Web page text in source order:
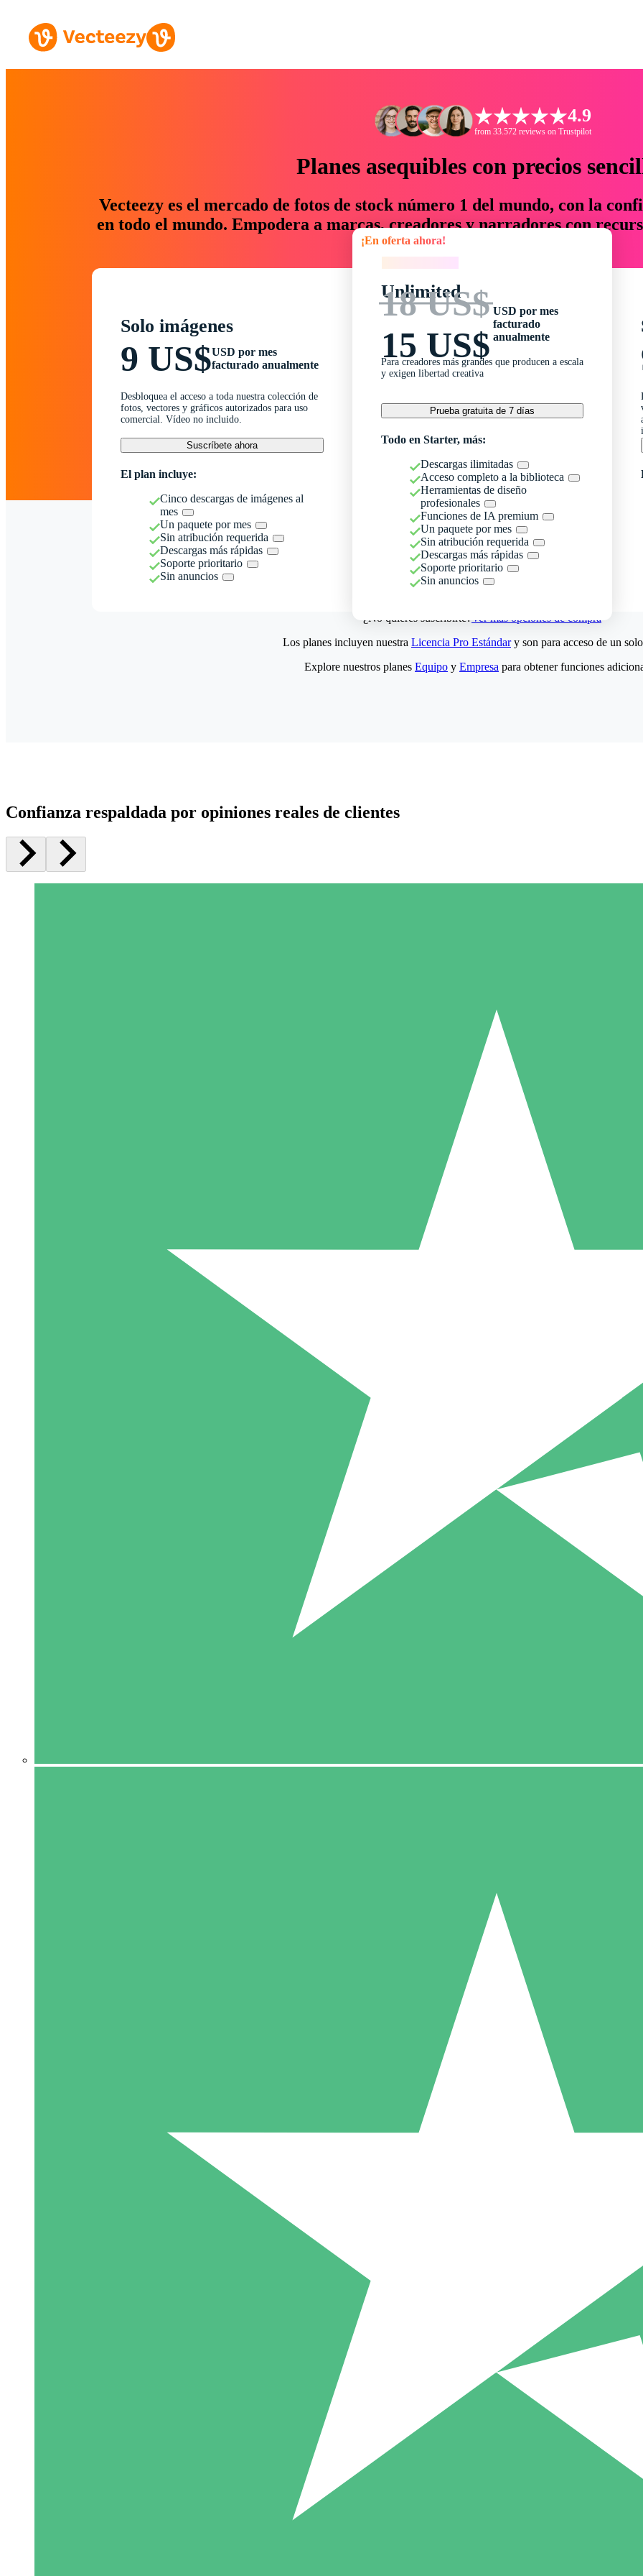
4.9
from 33.572 reviews on Trustpilot
Planes asequibles con precios
Vecteezy es el mercado de fotos de stock número 1 del mundo, con la
en todo el mundo. Empodera a marcas, creadores y narradores con
un 76 % en tiempo y presupuesto.
Solo imágenes
9 US$USD por mes
facturado anualmente
Desbloquea el acceso a toda nuestra colección de
fotos, vectores y gráficos autorizados para uso
comercial. Vídeo no incluido.
Suscríbete ahora
El plan incluye:
Cinco descargas de imágenes al
mes
Un paquete por mes
Sin atribución requerida
Descargas más rápidas
Soporte prioritario
Sin anuncios
¡En oferta ahora!
Unlimited
18 US$
15 US$
USD por mes
facturado
anualmente
Para creadores más grandes que producen a escala
y exigen libertad creativa
Prueba gratuita de 7 días
Todo en Starter, más:
Descargas ilimitadas
Acceso completo a la biblioteca
Herramientas de diseño
profesionales
Funciones de IA premium
Un paquete por mes
Sin atribución requerida
Descargas más rápidas
Soporte prioritario
Sin anuncios
¿No quieres suscribirte?Ver más opciones de compra
5 Descargas
15
Los planes incluyen nuestra Licencia Pro Estándary son para acceso de un
Explore nuestros planes Equipo y Empresa para obtener funciones
Confianza respaldada por opiniones reales de clientes